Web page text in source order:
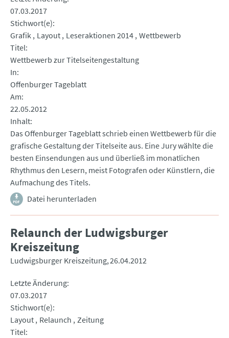
07.03.2017
Stichwort(e)
Grafik Layout Leseraktionen 2014 Wettbewerb
Titel
Wettbewerb zur Titelseitengestaltung
In
Offenburger Tageblatt
Am
22.05.2012
Inhalt
Das Offenburger Tageblatt schrieb einen Wettbewerb für die
grafische Gestaltung der Titelseite aus. Eine Jury wählte die
besten Einsendungen aus und überließ im monatlichen
Rhythmus den Lesern, meist Fotografen oder Künstlern, die
Aufmachung des Titels.
Datei herunterladen
Relaunch der Ludwigsburger
Kreiszeitung
Ludwigsburger Kreiszeitung 26.04.2012
Letzte Änderung
07.03.2017
Stichwort(e)
Layout Relaunch Zeitung
Titel